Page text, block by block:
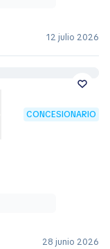
12 julio 2026
CONCESIONARIO
28 junio 2026